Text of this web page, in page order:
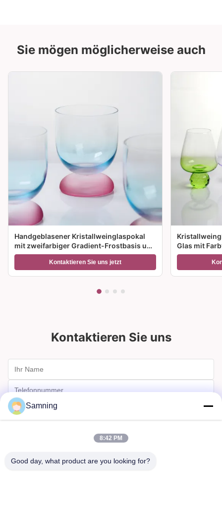
Sie mögen möglicherweise auch
Handgeblasener Kristallweinglaspokal
mit zweifarbiger Gradient-Frostbasis und
300 ml Kapazität für Weincocktails und
WohnkulturKontaktieren Sie uns jetzt
Glas mit
Geschenke
Kontaktieren Sie uns
Samning
8:42 PM
Good day, what product are you looking for?